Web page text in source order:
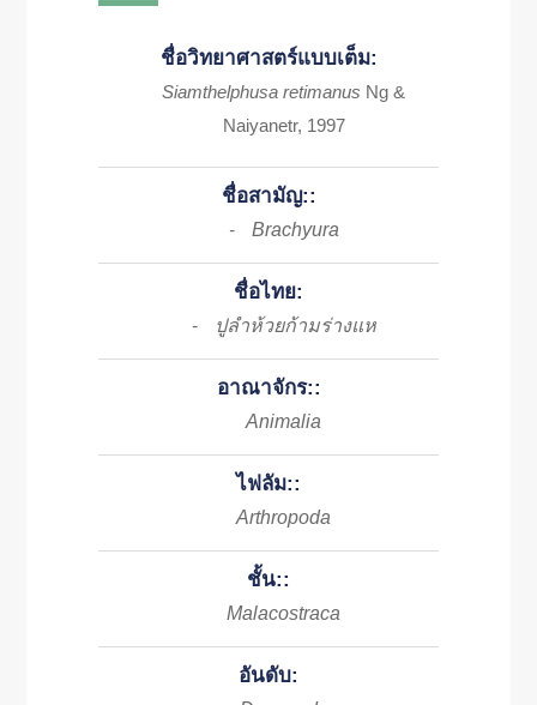
ชื่อวิทยาศาสตร์แบบเต็ม:
Siamthelphusa retimanus Ng &
Naiyanetr, 1997
ชื่อสามัญ::
- Brachyura
ชื่อไทย:
- ปูลำห้วยก้ามร่างแห
อาณาจักร::
Animalia
ไฟลัม::
Arthropoda
ชั้น::
Malacostraca
อันดับ: